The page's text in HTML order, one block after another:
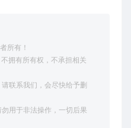
所有！
拥有所有权，不承担相关
联系我们，会尽快给予删
用于非法操作，一切后果